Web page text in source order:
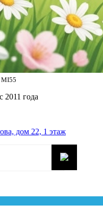
MI55
2011 года
дом 22, 1 этаж